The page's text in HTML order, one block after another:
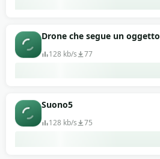
Drone che segue un oggetto
128 kb/s 77
Suono5
128 kb/s 75